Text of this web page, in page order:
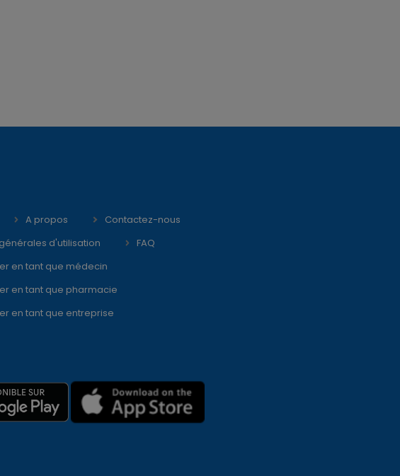
A propos
Contactez-nous
d'utilisation
FAQ
en tant que médecin
en tant que pharmacie
en tant que entreprise